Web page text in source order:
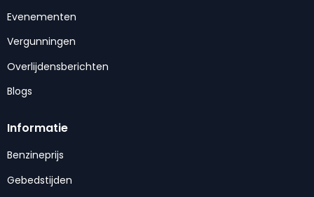
Evenementen
Vergunningen
Overlijdensberichten
Blogs
Informatie
Benzineprijs
Gebedstijden